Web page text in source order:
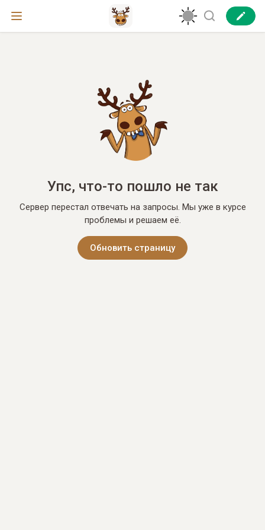
Упс, что-то пошло не так
Сервер перестал отвечать на запросы. Мы уже в курсе
проблемы и решаем её.
Обновить страницу